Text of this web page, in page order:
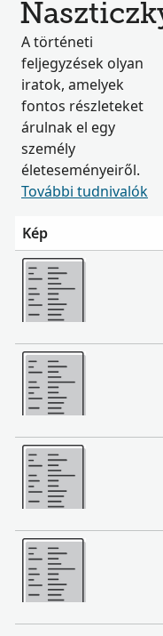
A történeti
feljegyzések olyan
iratok, amelyek
fontos részleteket
árulnak el egy
személy
életeseményeiről.
További tudnivalók
Kép
Több
Több
Több
Több